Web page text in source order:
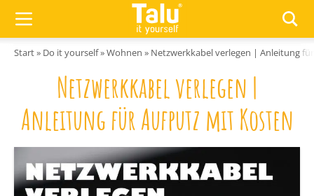
Start» Do it yourself»Wohnen » Netzwerkkabel verlegen | Anleitung
Netzwerkkabel verlegen |
Anleitung für Aufputz mit Kosten